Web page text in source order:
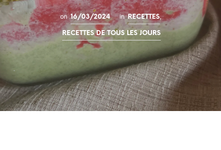
on 16/03/2024 in RECETTES,
RECETTES DE TOUS LES JOURS